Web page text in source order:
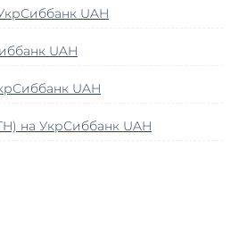
UAH
UAH
UAH
на УкрСиббанк UAH